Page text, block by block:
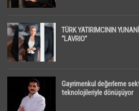
TÜRK YATIRIMCININ
“LAVRIO”
Gayrimenkul değerleme
teknolojileriyle dönüşüyor